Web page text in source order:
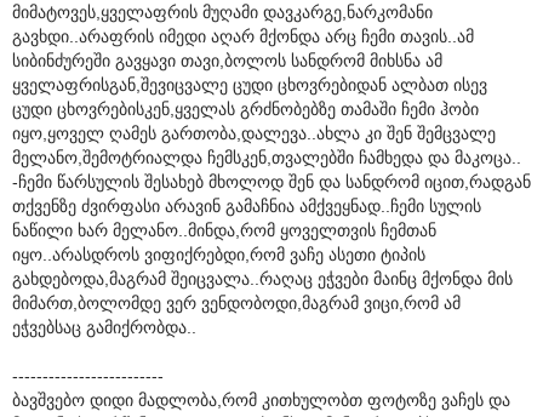
მიმატოვეს,ყველაფრის მუღამი დავკარგე,ნარკომანი
გავხდი..არაფრის იმედი აღარ მქონდა არც ჩემი თავის..ამ
სიბინძურეში გავყავი თავი,ბოლოს სანდრომ მიხსნა ამ
ყველაფრისგან,შევიცვალე ცუდი ცხოვრებიდან ალბათ ისევ
ცუდი ცხოვრებისკენ,ყველას გრძნობებზე თამაში ჩემი ჰობი
იყო,ყოველ ღამეს გართობა,დალევა..ახლა კი შენ შემცვალე
მელანო,შემოტრიალდა ჩემსკენ,თვალებში ჩამხედა და მაკოცა..
-ჩემი წარსულის შესახებ მხოლოდ შენ და სანდრომ იცით,რადგან
თქვენზე ძვირფასი არავინ გამაჩნია ამქვეყნად..ჩემი სულის
ნაწილი ხარ მელანო..მინდა,რომ ყოველთვის ჩემთან
იყო..არასდროს ვიფიქრებდი,რომ ვაჩე ასეთი ტიპის
გახდებოდა,მაგრამ შეიცვალა..რაღაც ეჭვები მაინც მქონდა მის
მიმართ,ბოლომდე ვერ ვენდობოდი,მაგრამ ვიცი,რომ ამ
ეჭვებსაც გამიქრობდა..
-------------------------
ბავშვებო დიდი მადლობა,რომ კითხულობთ ფოტოზე ვაჩეს და